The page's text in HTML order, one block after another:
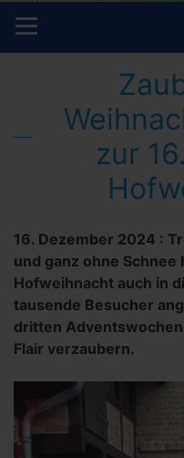
zur
16. Dezember 2024 :
und ganz ohne Schnee
Hofweihnacht auch in
tausende Besucher
dritten
Flair verzaubern.